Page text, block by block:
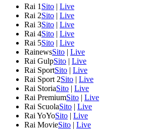
Rai 1 Sito | Live
Rai 2Sito | Live
Rai 3Sito | Live
Rai 4Sito | Live
Rai 5Sito | Live
RainewsSito | Live
Rai GulpSito | Live
Rai SportSito | Live
Rai Sport 2Sito | Live
Rai StoriaSito | Live
Rai PremiumSito | Live
Rai ScuolaSito | Live
Rai YoYoSito | Live
Rai MovieSito | Live